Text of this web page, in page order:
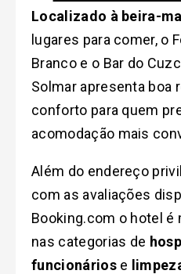
Localizado à beira-
lugares para comer, o
Branco e o Bar do
Solmar apresenta boa
conforto para quem
acomodação mais
Além do endereço
com as avaliações
Booking.com o hotel é
nas categorias de
funcionários e